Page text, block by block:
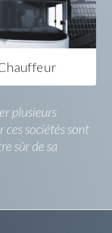
plusieurs
ces sociétés sont
sûr de sa